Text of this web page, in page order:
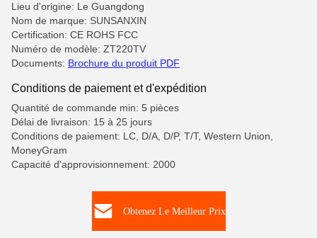
Lieu d'origine: Le Guangdong
Nom de marque: SUNSANXIN
Certification: CE ROHS FCC
Numéro de modèle: ZT220TV
Documents: Brochure du produit PDF
Conditions de paiement et d'expédition
Quantité de commande min: 5 pièces
Délai de livraison: 15 à 25 jours
Conditions de paiement: LC, D/A, D/P, T/T, Western Union,
MoneyGram
Capacité d'approvisionnement: 2000
Obtenez Le Meilleur Prix